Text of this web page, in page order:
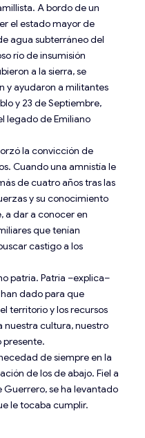
A bordo de un
el estado mayor de
agua subterráneo del
río de insumisión
a la sierra, se
y ayudaron a militantes
y 23 de Septiembre,
legado de Emiliano
la convicción de
Cuando una amnistía le
de cuatro años tras las
y su conocimiento
a dar a conocer en
que tenían
castigo a los
patria. Patria –explica–
dado para que
territorio y los recursos
nuestra cultura, nuestro
presente.
de siempre en la
de los de abajo. Fiel a
se ha levantado
le tocaba cumplir.